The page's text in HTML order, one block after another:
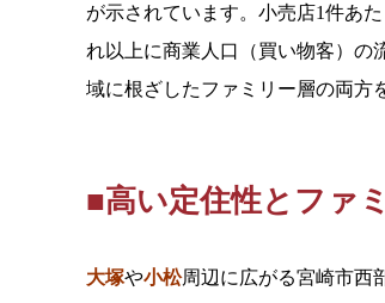
が示されています。小売店1件あ
れ以上に商業人口（買い物客）の
域に根ざしたファミリー層の両方
■高い定住性とファ
大塚や小松周辺に広がる宮崎市西